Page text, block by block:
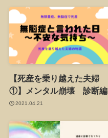
【死産を乗り越えた夫婦
①】メンタル崩壊 診断編
2021.04.21